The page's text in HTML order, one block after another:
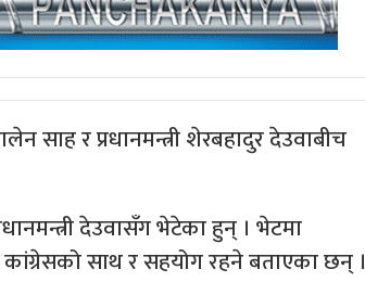
साह र प्रधानमन्त्री शेरबहादुर देउवाबीच
देउवासँग भेटेका हुन् । भेटमा
कांग्रेसको साथ र सहयोग रहने बताएका छन् ।